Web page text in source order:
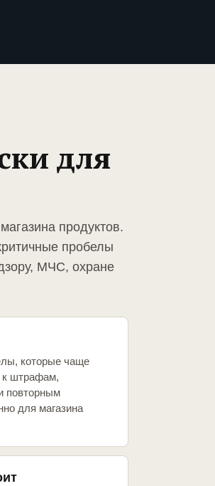
для
продуктов.
пробелы
МЧС, охране
которые чаще
к штрафам,
повторным
для магазина